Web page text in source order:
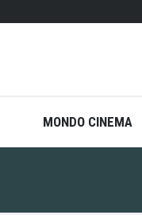
MONDO CINEMA